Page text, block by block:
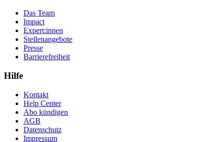
Das Team
Impact
Expert:innen
Stellenangebote
Presse
Barrierefreiheit
Hilfe
Kontakt
Help Center
Abo kündigen
AGB
Datenschutz
Impressum